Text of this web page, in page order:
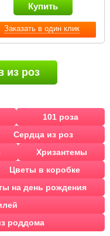
Заказать в один клик
Купить
из роз
101 роза
Сердца из роз
Хризантемы
Цветы в коробке
на день рождения
роддома